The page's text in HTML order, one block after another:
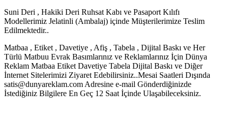
Suni Deri , Hakiki Deri Ruhsat Kabı ve Pasaport Kılıfı
Modellerimiz Jelatinli (Ambalaj) içinde Müşterilerimize Teslim
Edilmektedir..
Matbaa , Etiket , Davetiye , Afiş , Tabela , Dijital Baskı ve Her
Türlü Matbuu Evrak Basımlarınız ve Reklamlarınız İçin Dünya
Reklam Matbaa Etiket Davetiye Tabela Dijital Baskı ve Diğer
İnternet Sitelerimizi Ziyaret Edebilirsiniz..Mesai Saatleri Dışında
satis@dunyareklam.com Adresine e-mail Gönderdiğinizde
İstediğiniz Bilgilere En Geç 12 Saat İçinde Ulaşabileceksiniz.